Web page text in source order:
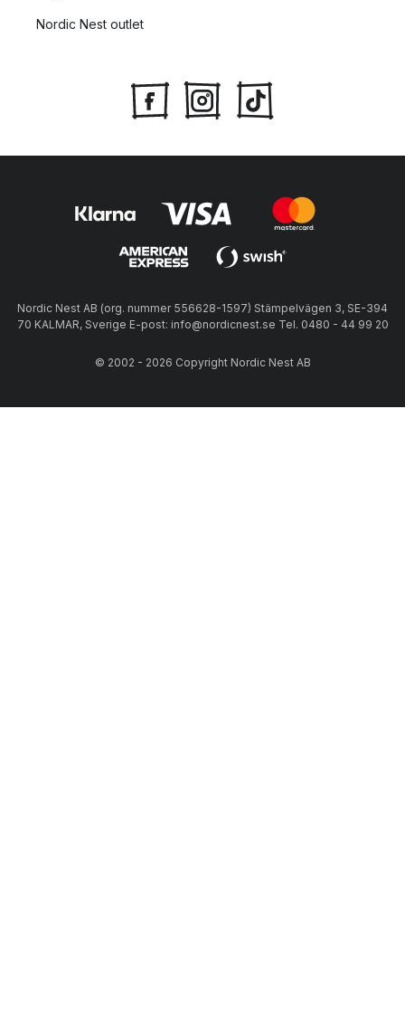
Nordic Nest outlet
Nordic Nest AB (org. nummer 556628-1597) Stämpelvägen 3, SE-394
70 KALMAR, Sverige E-post: info@nordicnest.se Tel. 0480 - 44 99 20
© 2002 - 2026 Copyright Nordic Nest AB